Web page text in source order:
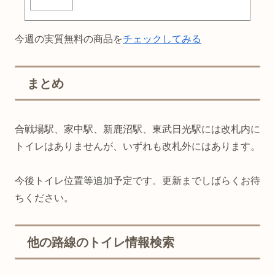
今週の実質無料の商品をチェックしてみる
まとめ
合戦場駅、家中駅、新鹿沼駅、東武日光駅には改札内に
トイレはありませんが、いずれも改札外にはあります。
今後トイレ位置等追加予定です。更新までしばらくお待
ちください。
他の路線のトイレ情報検索